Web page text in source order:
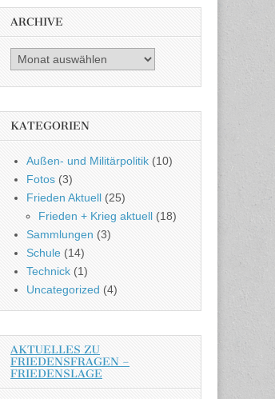
ARCHIVE
Archive
KATEGORIEN
Außen- und Militärpolitik (10)
Fotos (3)
Frieden Aktuell (25)
Frieden + Krieg aktuell (18)
Sammlungen (3)
Schule (14)
Technick (1)
Uncategorized (4)
AKTUELLES ZU
FRIEDENSFRAGEN –
FRIEDENSLAGE